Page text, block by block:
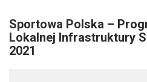
Sportowa Polska –
Lokalnej Infrastruktury
2021